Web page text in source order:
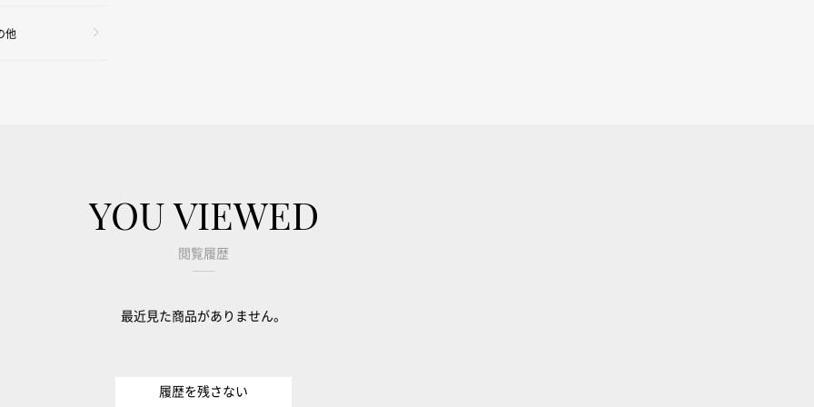
他
YOU VIEWED
閲覧履歴
最近見た商品がありません。
履歴を残さない